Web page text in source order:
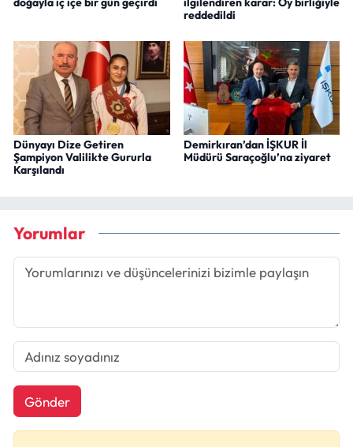
reddedildi
Dünyayı Dize Getiren
Şampiyon Valilikte Gururla
Karşılandı
Demirkıran’dan İŞKUR İl
Müdürü Saraçoğlu’na ziyaret
Yorumlar
Gönder